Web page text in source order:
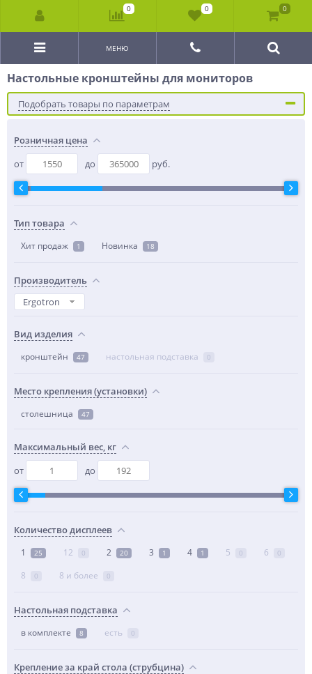
МЕНЮ
Настольные кронштейны для мониторов
Подобрать товары по параметрам
Розничная цена
от
до руб.
Тип товара
Хит продаж 1 Новинка 18
Производитель
Ergotron
Вид изделия
кронштейн 47 настольная подставка 0
Место крепления (установки)
столешница 47
Максимальный вес, кг
от
до
Количество дисплеев
1 25 12 0 2 20 3 1 4 1 5 0 6 0
8 0 8 и более 0
Настольная подставка
в комплекте 8 есть 0
Крепление за край стола (струбцина)
0 0 0